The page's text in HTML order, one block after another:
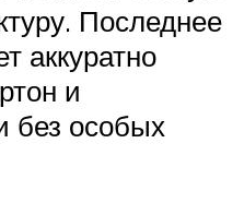
Последнее
аккуратно
и
без особых